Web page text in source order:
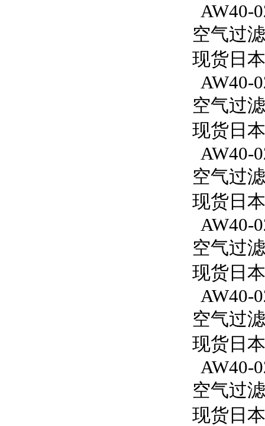
AW40-
空气过
现货日
AW40-
空气过
现货日
AW40-
空气过
现货日
AW40-
空气过
现货日
AW40-
空气过
现货日
AW40-
空气过
现货日